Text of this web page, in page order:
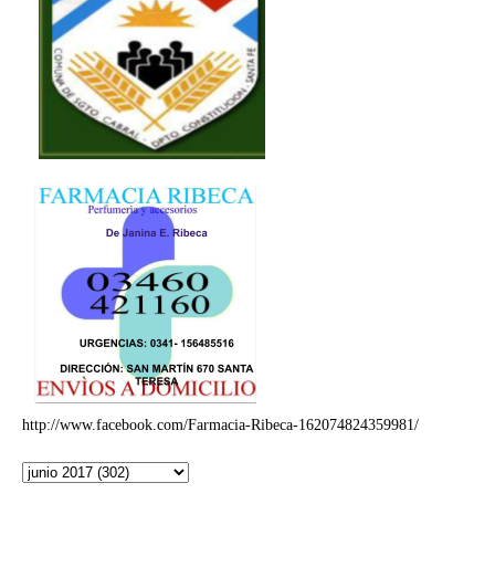
http://www.facebook.com/Farmacia-Ribeca-162074824359981/